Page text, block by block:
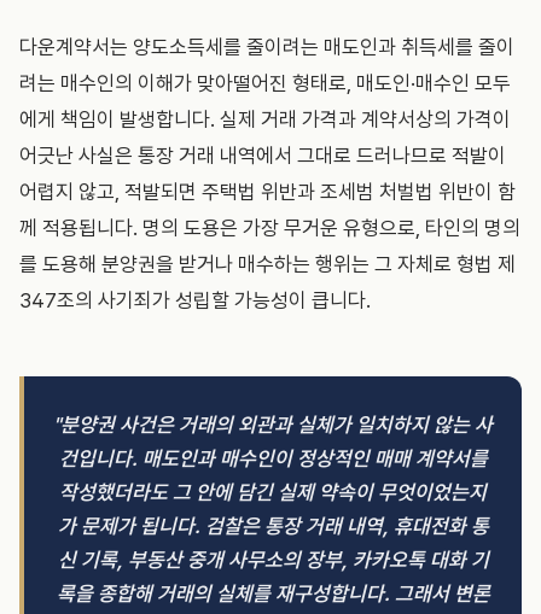
다운계약서는 양도소득세를 줄이려는 매도인과 취득세를 줄이
려는 매수인의 이해가 맞아떨어진 형태로, 매도인·매수인 모두
에게 책임이 발생합니다. 실제 거래 가격과 계약서상의 가격이
어긋난 사실은 통장 거래 내역에서 그대로 드러나므로 적발이
어렵지 않고, 적발되면 주택법 위반과 조세범 처벌법 위반이 함
께 적용됩니다. 명의 도용은 가장 무거운 유형으로, 타인의 명의
를 도용해 분양권을 받거나 매수하는 행위는 그 자체로 형법 제
347조의 사기죄가 성립할 가능성이 큽니다.
"분양권 사건은 거래의 외관과 실체가 일치하지 않는 사
건입니다. 매도인과 매수인이 정상적인 매매 계약서를
작성했더라도 그 안에 담긴 실제 약속이 무엇이었는지
가 문제가 됩니다. 검찰은 통장 거래 내역, 휴대전화 통
신 기록, 부동산 중개 사무소의 장부, 카카오톡 대화 기
록을 종합해 거래의 실체를 재구성합니다. 그래서 변론